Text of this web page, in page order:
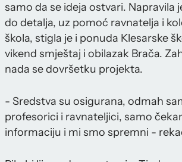
samo da se ideja ostvari. Napravila
do detalja, uz pomoć ravnatelja i
škola, stigla je i ponuda Klesarske
vikend smještaj i obilazak Brača.
nada se dovršetku projekta.
- Sredstva su osigurana, odmah
profesorici i ravnateljici, samo
informaciju i mi smo spremni -